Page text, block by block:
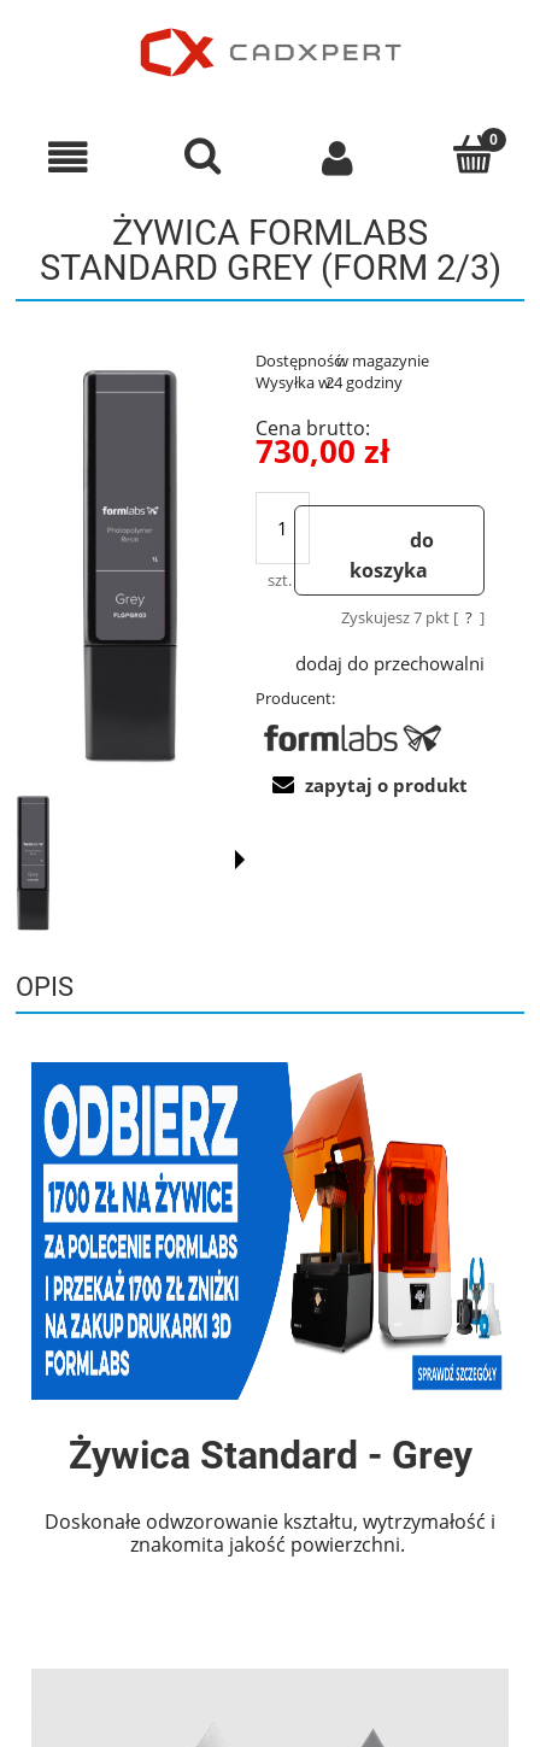
ŻYWICA FORMLABS
STANDARD GREY (FORM 2/3)
Dostępność:w magazynie
Wysyłka w:24 godziny
Cena brutto:
730,00 zł
szt.
do
koszyka
Zyskujesz7pkt [ ? ]
dodaj do przechowalni
Producent:
zapytaj o produkt
OPIS
Żywica Standard - Grey
Doskonałe odwzorowanie kształtu, wytrzymałość i
znakomita jakość powierzchni.